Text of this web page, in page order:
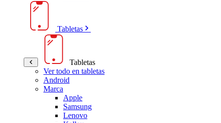
Tabletas
Tabletas
Ver todo en tabletas
Android
Marca
Apple
Samsung
Lenovo